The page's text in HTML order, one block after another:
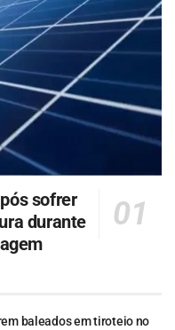
sofrer
durante
baleados em tiroteio no